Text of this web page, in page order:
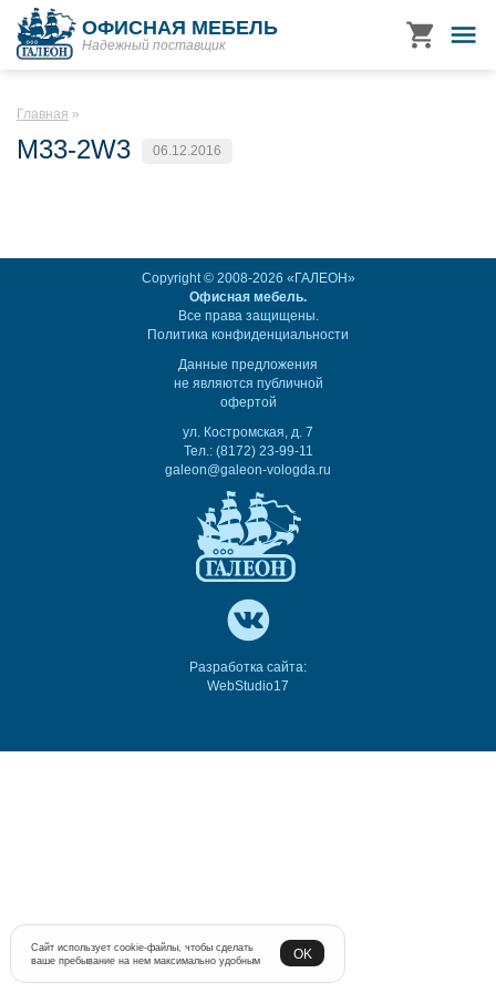
ОФИСНАЯ МЕБЕЛЬ
Надежный поставщик
Главная
M33-2W3 06.12.2016
Copyright © 2008-2026 «ГАЛЕОН»
Офисная мебель.
Все права защищены.
Политика конфиденциальности
Данные предложения
не являются публичной
офертой
ул. Костромская, д. 7
Тел.: (8172) 23-99-11
galeon@galeon-vologda.ru
Разработка сайта:
WebStudio17
Сайт использует cookie-файлы, чтобы сделать
ваше пребывание на нем максимально удобным
OK